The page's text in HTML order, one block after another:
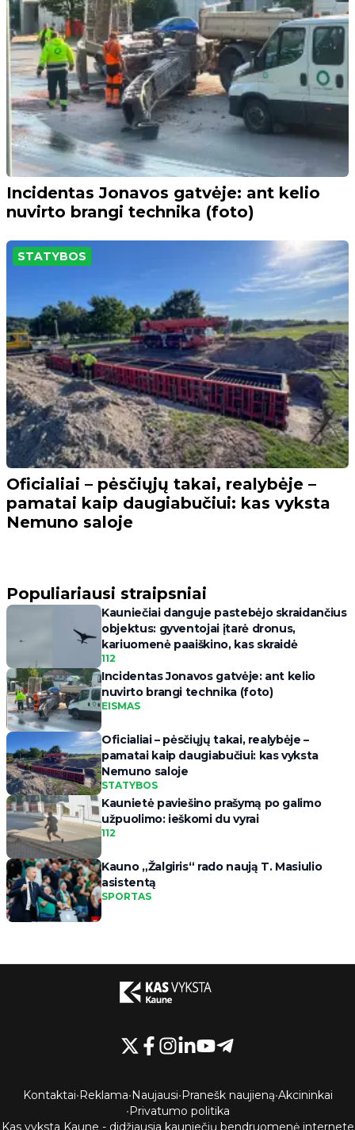
Incidentas Jonavos gatvėje: ant kelio
nuvirto brangi technika (foto)
STATYBOS
Oficialiai – pėsčiųjų takai, realybėje –
pamatai kaip daugiabučiui: kas vyksta
Nemuno saloje
Populiariausi straipsniai
Kauniečiai danguje pastebėjo skraidančius
objektus: gyventojai įtarė dronus,
kariuomenė paaiškino, kas skraidė
112
Incidentas Jonavos gatvėje: ant kelio
nuvirto brangi technika (foto)
EISMAS
Oficialiai – pėsčiųjų takai, realybėje –
pamatai kaip daugiabučiui: kas vyksta
Nemuno saloje
STATYBOS
Kaunietė paviešino prašymą po galimo
užpuolimo: ieškomi du vyrai
112
Kauno „Žalgiris“ rado naują T. Masiulio
asistentą
SPORTAS
Kontaktai•Reklama•Naujausi•Pranešk naujieną•Akcininkai
•Privatumo politika
Kas vyksta Kaune - didžiausia kauniečių bendruomenė internete